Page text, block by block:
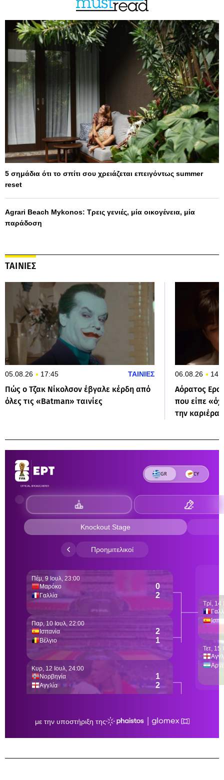
5 σημάδια ότι το σπίτι σου χρειάζεται επειγόντως summer
reset
Agrari Beach Mykonos: Τρεις γενιές, μία οικογένεια, μία
παράδοση
ΤΑΙΝΙΕΣ
05.08.26 17:45 ΤΑΙΝΙΕΣ
Πώς ο Τζακ Νίκολσον έβγαλε κέρδη από
όλες τις «Batman» ταινίες
06.08.26
Αόρατος
που είπε
την καριέρα